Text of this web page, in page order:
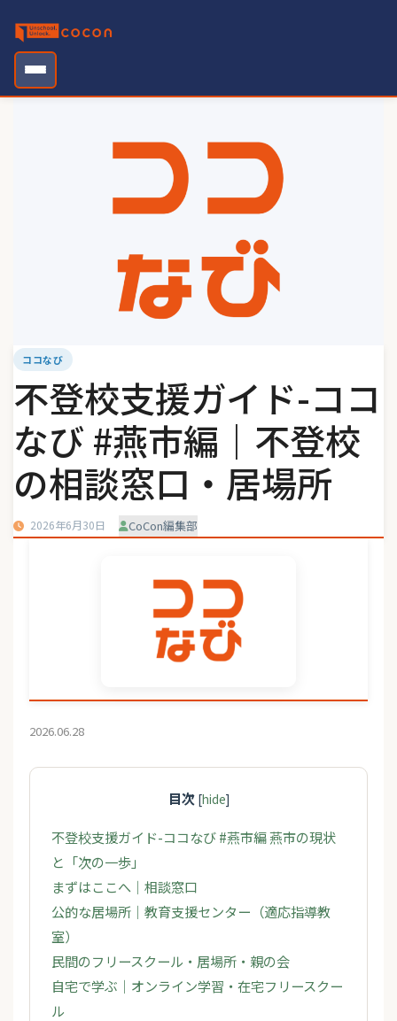
content
ココなび
不登校支援ガイド-ココ
なび #燕市編｜不登校
の相談窓口・居場所
2026年6月30日 CoCon編集部
2026.06.28
目次 [hide]
不登校支援ガイド-ココなび #燕市編 燕市の現状
と「次の一歩」
まずはここへ｜相談窓口
公的な居場所｜教育支援センター（適応指導教
室）
民間のフリースクール・居場所・親の会
自宅で学ぶ｜オンライン学習・在宅フリースクー
ル